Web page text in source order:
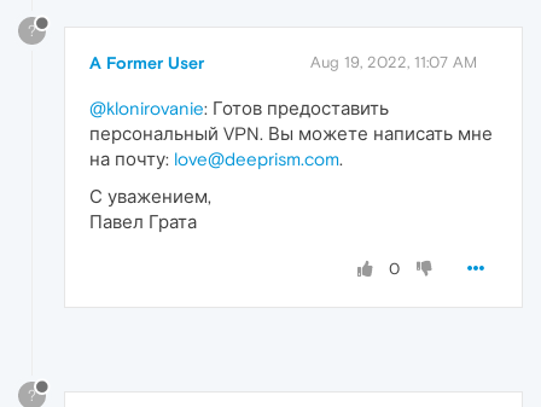
?
A Former User Aug 19, 2022, 11:07 AM
@klonirovanie: Готов предоставить
персональный VPN. Вы можете написать мне
на почту: love@deeprism.com.
С уважением,
Павел Грата
0
?